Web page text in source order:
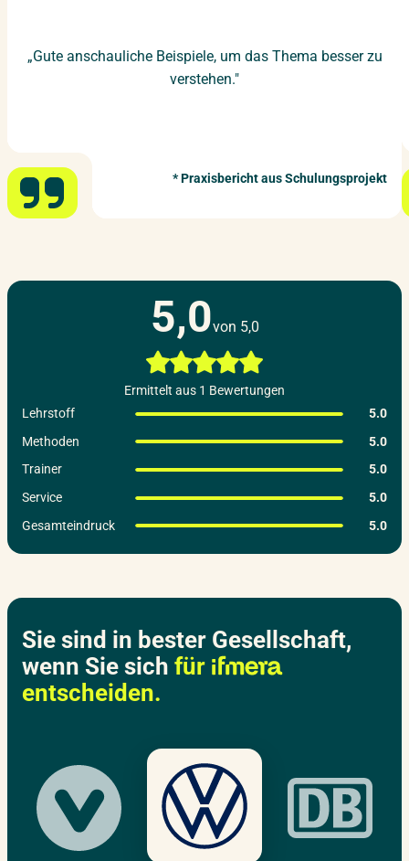
„Gute anschauliche Beispiele, um das Thema besser zu
verstehen."
Praxisbericht aus Schulungsprojekt
5,0von 5,0
Ermittelt aus 1 Bewertungen
Lehrstoff
5.0
Methoden
5.0
Trainer
5.0
Service
5.0
Gesamteindruck
5.0
Sie sind in bester Gesellschaft,
wenn Sie sich für
entscheiden.